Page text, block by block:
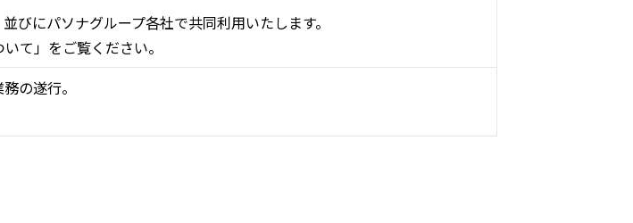
びにパソナグループ各社で共同利用いたします。
て」をご覧ください。
の遂行。